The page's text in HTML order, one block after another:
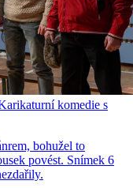
komedie s
bohužel to
povést. Snímek 6